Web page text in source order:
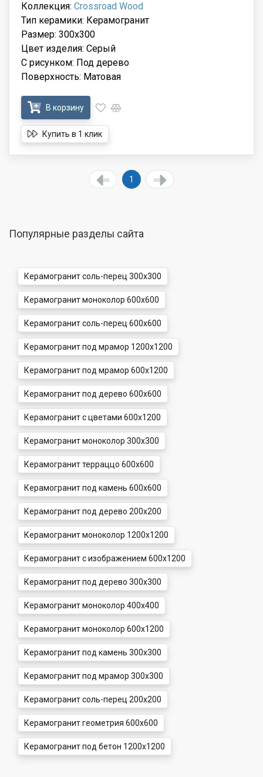
Коллекция: Crossroad Wood
Тип керамики: Керамогранит
Размер: 300x300
Цвет изделия: Серый
С рисунком: Под дерево
Поверхность: Матовая
В корзину
Купить в 1 клик
1
Популярные разделы сайта
Керамогранит соль-перец 300x300
Керамогранит моноколор 600x600
Керамогранит соль-перец 600x600
Керамогранит под мрамор 1200x1200
Керамогранит под мрамор 600x1200
Керамогранит под дерево 600x600
Керамогранит с цветами 600x1200
Керамогранит моноколор 300x300
Керамогранит терраццо 600x600
Керамогранит под камень 600x600
Керамогранит под дерево 200x200
Керамогранит моноколор 1200x1200
Керамогранит с изображением 600x1200
Керамогранит под дерево 300x300
Керамогранит моноколор 400x400
Керамогранит моноколор 600x1200
Керамогранит под камень 300x300
Керамогранит под мрамор 300x300
Керамогранит соль-перец 200x200
Керамогранит геометрия 600x600
Керамогранит под бетон 1200x1200